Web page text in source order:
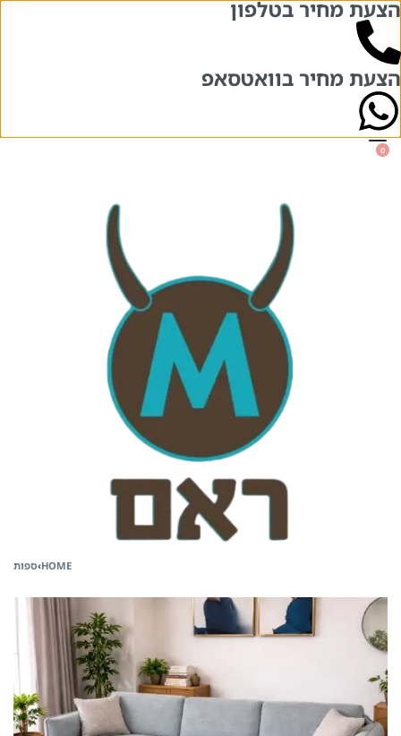
בואו לבקר אותנו בשני סניפים – אחד מול
השני!
הרצל 84 והרצל 71, תל אביב
0
HOME
›ספות
הצעת מחיר בטלפון
הצעת מחיר בוואטסאפ